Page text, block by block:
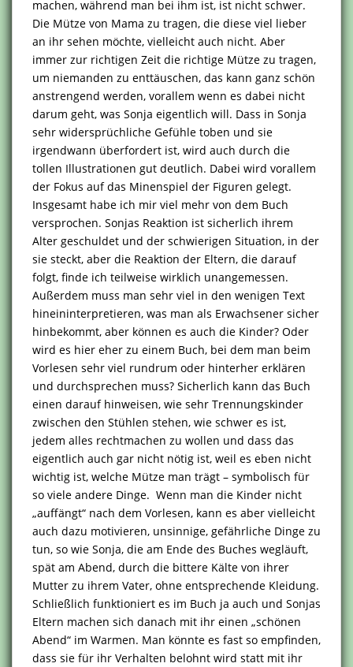
machen, während man bei ihm ist, ist nicht schwer.
Die Mütze von Mama zu tragen, die diese viel lieber
an ihr sehen möchte, vielleicht auch nicht. Aber
immer zur richtigen Zeit die richtige Mütze zu tragen,
um niemanden zu enttäuschen, das kann ganz schön
anstrengend werden, vorallem wenn es dabei nicht
darum geht, was Sonja eigentlich will. Dass in Sonja
sehr widersprüchliche Gefühle toben und sie
irgendwann überfordert ist, wird auch durch die
tollen Illustrationen gut deutlich. Dabei wird vorallem
der Fokus auf das Minenspiel der Figuren gelegt.
Insgesamt habe ich mir viel mehr von dem Buch
versprochen. Sonjas Reaktion ist sicherlich ihrem
Alter geschuldet und der schwierigen Situation, in der
sie steckt, aber die Reaktion der Eltern, die darauf
folgt, finde ich teilweise wirklich unangemessen.
Außerdem muss man sehr viel in den wenigen Text
hineininterpretieren, was man als Erwachsener sicher
hinbekommt, aber können es auch die Kinder? Oder
wird es hier eher zu einem Buch, bei dem man beim
Vorlesen sehr viel rundrum oder hinterher erklären
und durchsprechen muss? Sicherlich kann das Buch
einen darauf hinweisen, wie sehr Trennungskinder
zwischen den Stühlen stehen, wie schwer es ist,
jedem alles rechtmachen zu wollen und dass das
eigentlich auch gar nicht nötig ist, weil es eben nicht
wichtig ist, welche Mütze man trägt – symbolisch für
so viele andere Dinge. Wenn man die Kinder nicht
„auffängt“ nach dem Vorlesen, kann es aber vielleicht
auch dazu motivieren, unsinnige, gefährliche Dinge zu
tun, so wie Sonja, die am Ende des Buches wegläuft,
spät am Abend, durch die bittere Kälte von ihrer
Mutter zu ihrem Vater, ohne entsprechende Kleidung.
Schließlich funktioniert es im Buch ja auch und Sonjas
Eltern machen sich danach mit ihr einen „schönen
Abend“ im Warmen. Man könnte es fast so empfinden,
dass sie für ihr Verhalten belohnt wird statt mit ihr